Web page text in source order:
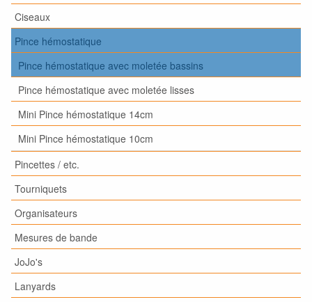
Ciseaux
Pince hémostatique
Pince hémostatique avec moletée bassins
Pince hémostatique avec moletée lisses
Mini Pince hémostatique 14cm
Mini Pince hémostatique 10cm
Pincettes / etc.
Tourniquets
Organisateurs
Mesures de bande
JoJo's
Lanyards